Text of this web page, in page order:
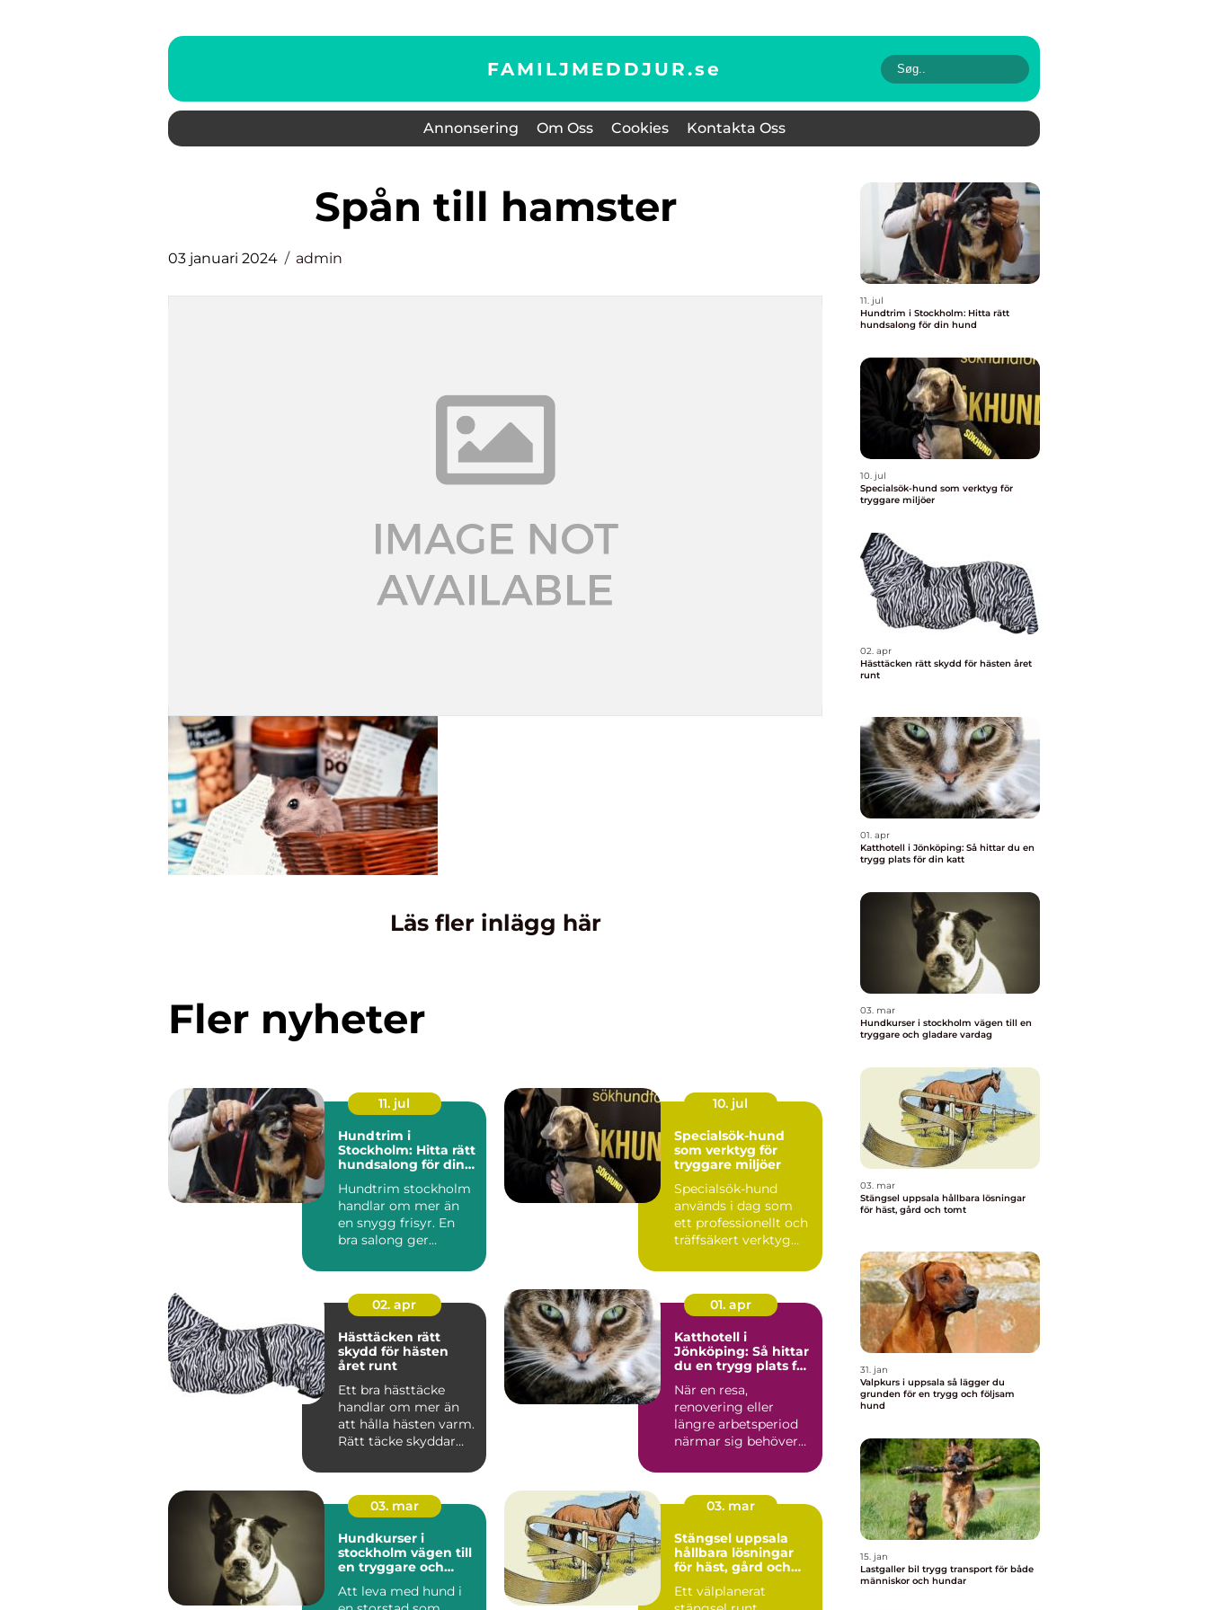
FAMILJMEDDJUR.se
Annonsering Om Oss Cookies Kontakta Oss
spån till hamster
03 januari 2024 admin
Läs fler inlägg här
Fler nyheter
11. jul
Hundtrim i
Stockholm: Hitta rätt
hundsalong för din
Hundtrim stockholm
handlar om mer än
en snygg frisyr. En
bra salong ger
10. jul
Specialsök-hund
som verktyg för
tryggare miljöer
Specialsök-hund
används i dag som
ett professionellt och
träffsäkert verktyg
02. apr
Hästtäcken rätt
skydd för hästen
året runt
Ett bra hästtäcke
handlar om mer än
att hålla hästen varm.
Rätt täcke skyddar
oc...
01. apr
Katthotell i
Jönköping: Så hittar
du en trygg plats för
När en resa,
renovering eller
längre arbetsperiod
närmar sig behöver
03. mar
Hundkurser i
stockholm vägen till
en tryggare och
Att leva med hund i
03. mar
Stängsel uppsala
hållbara lösningar
för häst, gård och
Ett välplanerat
11. jul
Hundtrim i Stockholm: Hitta rätt
hundsalong för din hund
10. jul
Specialsök-hund som verktyg för
tryggare miljöer
02. apr
Hästtäcken rätt skydd för hästen året
runt
01. apr
Katthotell i Jönköping: Så hittar du en
trygg plats för din katt
03. mar
Hundkurser i stockholm vägen till en
tryggare och gladare vardag
03. mar
Stängsel uppsala hållbara lösningar
för häst, gård och tomt
31. jan
Valpkurs i uppsala så lägger du
grunden för en trygg och följsam
hund
15. jan
Lastgaller bil trygg transport för både
människor och hundar